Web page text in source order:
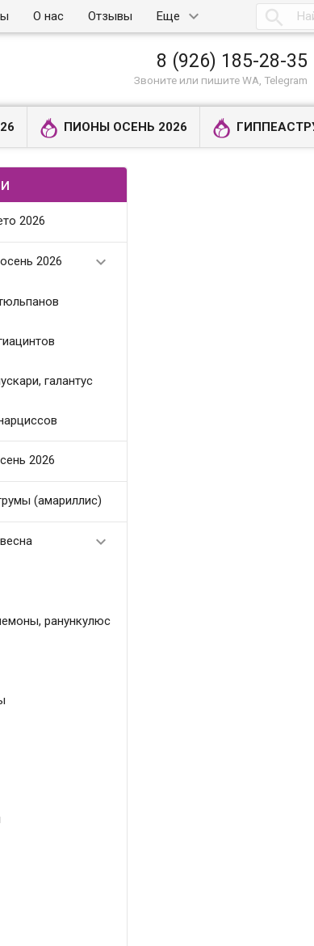
О нас Отзывы Еще 
8 (926) 185-28-35
Звоните или пишите WA, Telegram
ПИОНЫ ОСЕНЬ 2026
2026
2026 
галантус
2026
(амариллис)

ранункулюс